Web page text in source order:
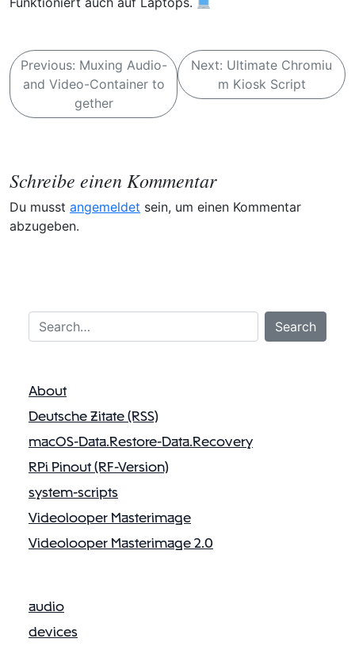
B
i
a
g
s
Previous: Muxing Audio-
and Video-Container to
gether
Next: Ultimate Chromiu
m Kiosk Script
Schreibe einen Kommentar
Du musst angemeldet sein, um einen Kommentar
abzugeben.
Search… Search
About
Deutsche Zitate (RSS)
macOS-Data.Restore-Data.Recovery
RPi Pinout (RF-Version)
system-scripts
Videolooper Masterimage
Videolooper Masterimage 2.0
audio
devices